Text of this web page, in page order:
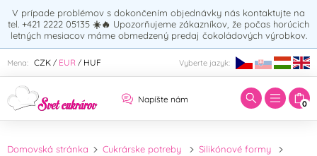
V prípade problémov s dokončením objednávky nás kontaktujte na
tel. +421 2222 05135 ☀️🔥 Upozorňujeme zákazníkov, že počas horúcich
letných mesiacov máme obmedzený predaj čokoládových výrobkov.
Mena: CZK / EUR / HUF Vyberte jazyk:
Napíšte nám 0
Zadajte hľadaný výraz:
Domovská stránka Cukrárske potreby
Silikónové formy